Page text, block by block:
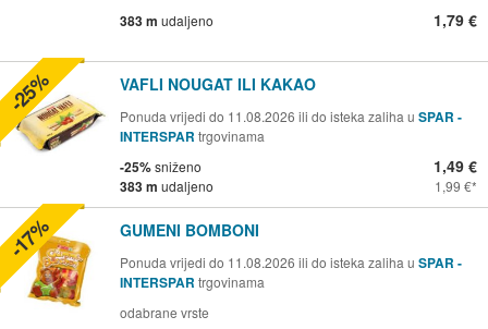
383 m udaljeno 1,79 €
VAFLI NOUGAT ILI KAKAO
Ponuda vrijedi do 11.08.2026 ili do isteka zaliha u SPAR -
INTERSPAR trgovinama
-25%sniženo
383 m udaljeno
1,49 €
1,99 €
-25%
GUMENI BOMBONI
Ponuda vrijedi do 11.08.2026 ili do isteka zaliha u SPAR -
INTERSPAR trgovinama
odabrane vrste
-17%